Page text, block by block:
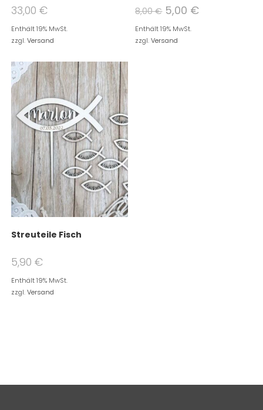
33,00 €
Enthält 19% MwSt.
zzgl.Versand
8,00€ 5,00 €
Enthält 19% MwSt.
zzgl.Versand
Streuteile Fisch
5,90 €
Enthält 19% MwSt.
zzgl.Versand